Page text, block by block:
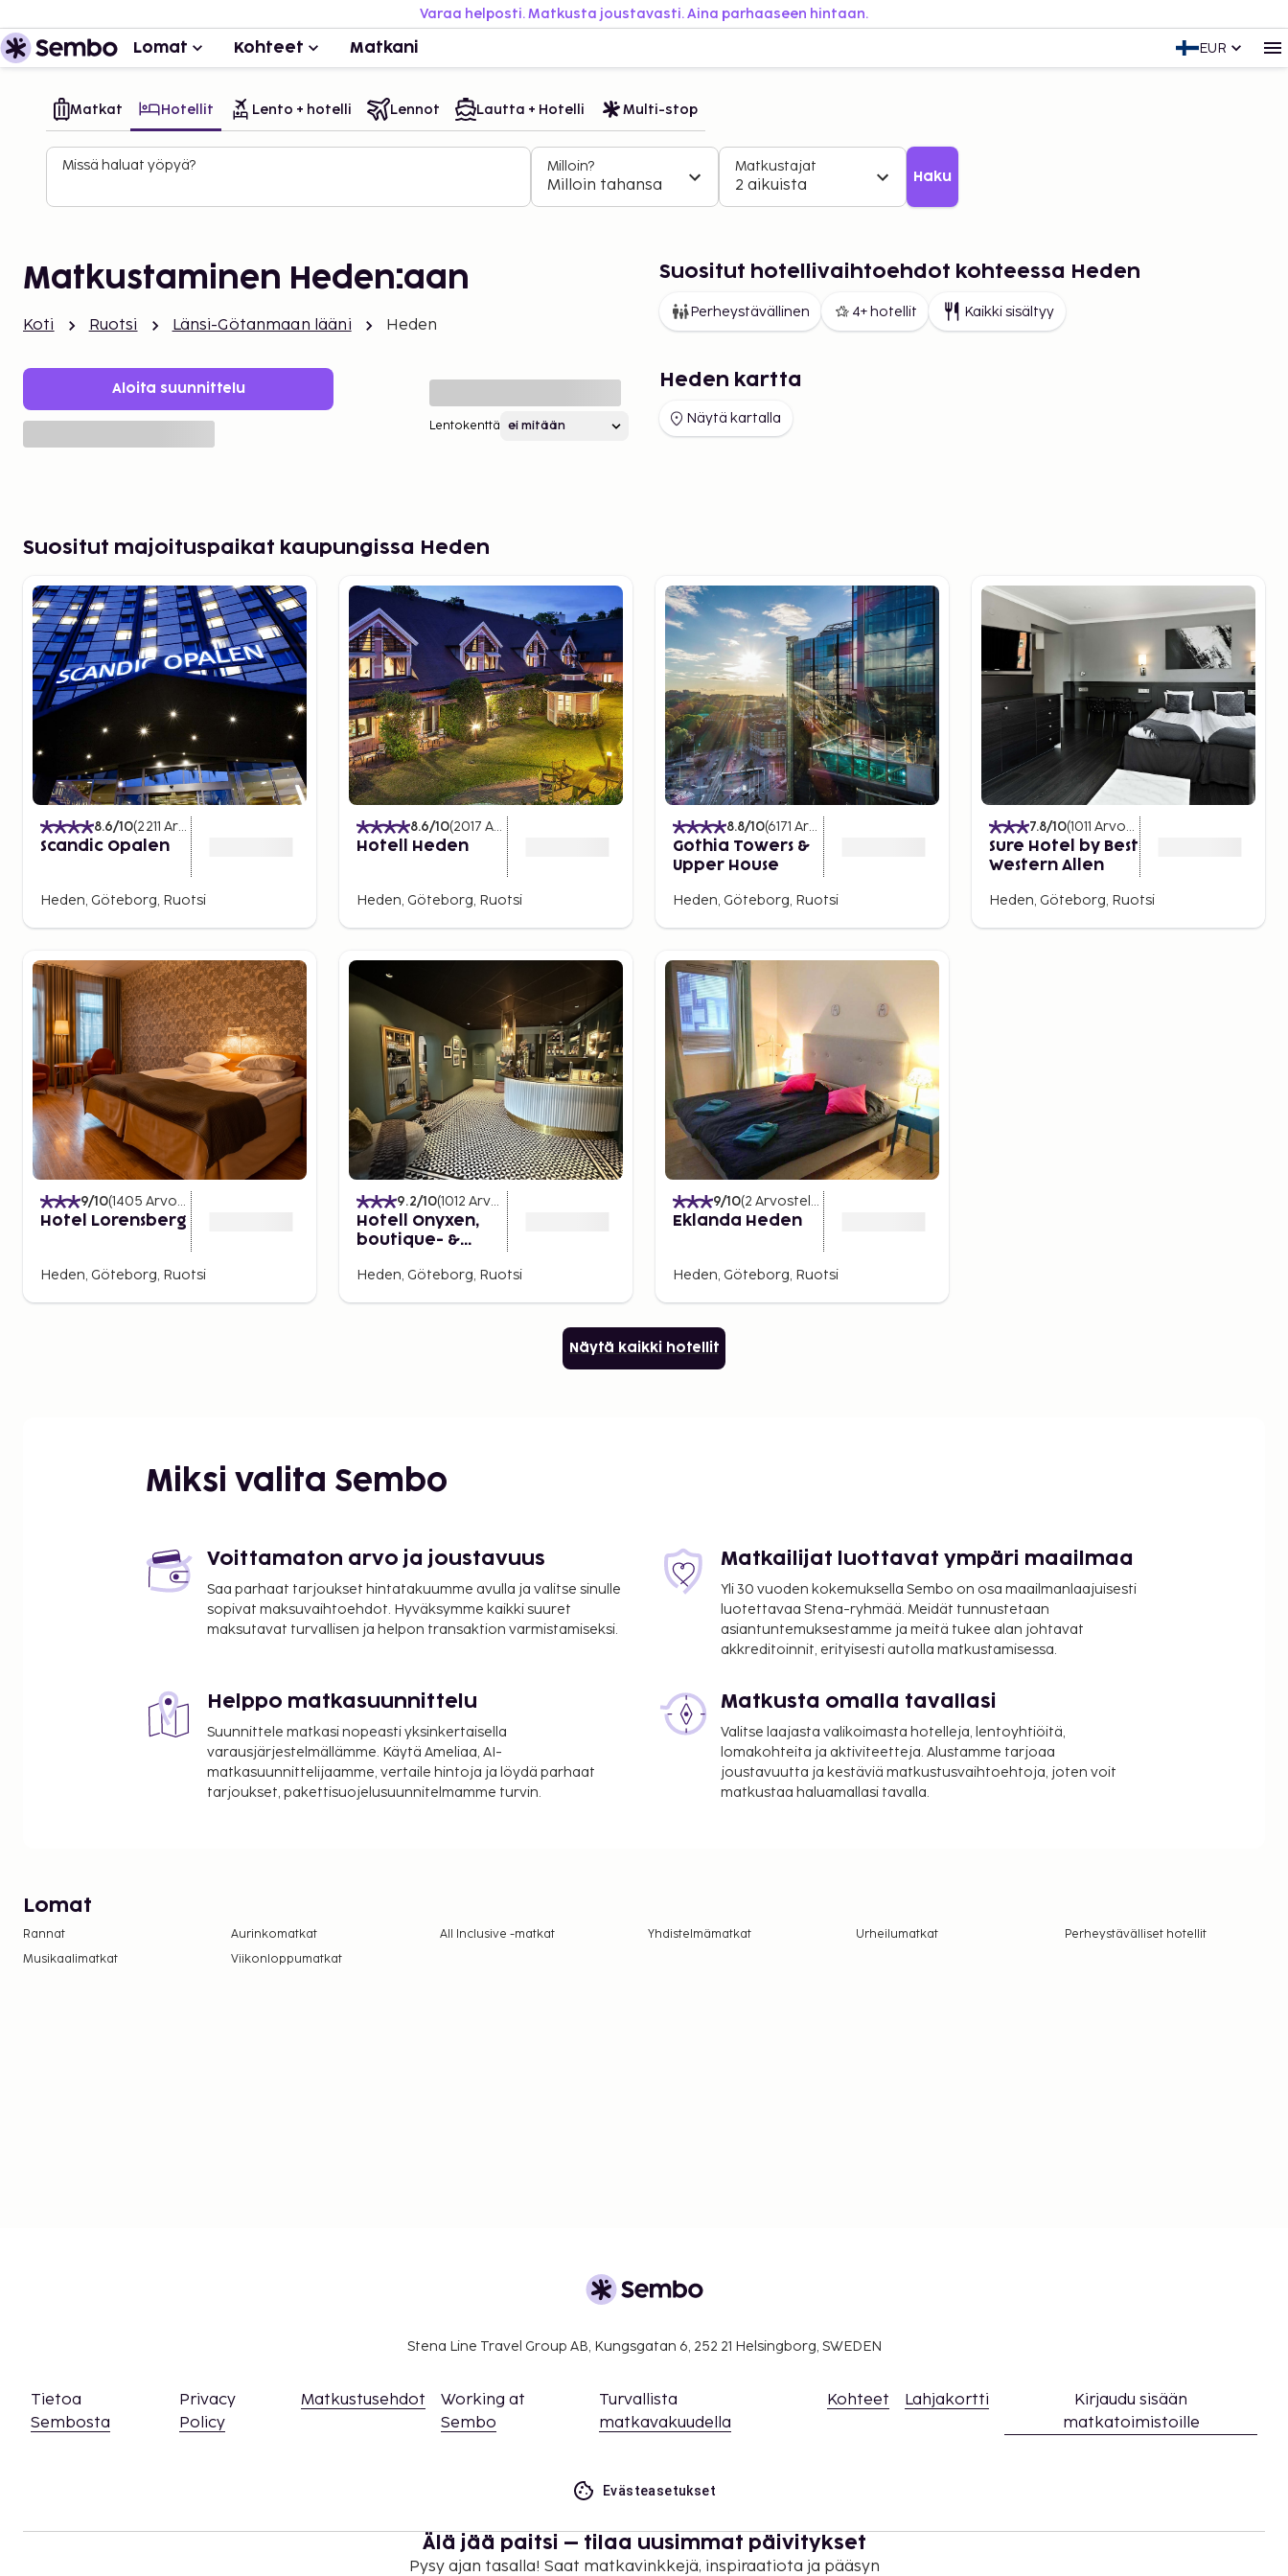
Varaa helposti. Matkusta joustavasti. Aina parhaaseen hintaan.
Lomat Kohteet Matkani EUR
Matkat Hotellit Lento + hotelli Lennot Lautta + Hotelli Multi-stop
Missä haluat yöpyä? Milloin?
Milloin tahansa
Matkustajat
2 aikuista Haku
Matkustaminen Heden:aan
Koti Ruotsi Länsi-Götanmaan lääni Heden
Aloita suunnittelu
Lentokenttä
Suositut hotellivaihtoehdot kohteessa Heden
Perheystävällinen 4+ hotellit Kaikki sisältyy
Heden kartta
Näytä kartalla
Suositut majoituspaikat kaupungissa Heden
8.6/10(2211 Arvostelut
Scandic Opalen
Heden, Göteborg, Ruotsi
8.6/10(2017 Arvostelut
Hotell Heden
Heden, Göteborg, Ruotsi
8.8/10(6171 Arvostelut
Gothia Towers &
Upper House
Heden, Göteborg, Ruotsi
7.8/10(1011 Arvostelut
Sure Hotel by Best
Western Allen
Heden, Göteborg, Ruotsi
9/10(1405 Arvostelut
Hotel Lorensberg
Heden, Göteborg, Ruotsi
9.2/10(1012 Arvostelut
Hotell Onyxen,
boutique- &
Only
Heden, Göteborg, Ruotsi
9/10(2 Arvostelut
Eklanda Heden
Heden, Göteborg, Ruotsi
Näytä kaikki hotellit
Miksi valita Sembo
Voittamaton arvo ja joustavuus
Saa parhaat tarjoukset hintatakuumme avulla ja valitse sinulle
sopivat maksuvaihtoehdot. Hyväksymme kaikki suuret
maksutavat turvallisen ja helpon transaktion varmistamiseksi.
Matkailijat luottavat ympäri maailmaa
Yli 30 vuoden kokemuksella Sembo on osa maailmanlaajuisesti
luotettavaa Stena-ryhmää. Meidät tunnustetaan
asiantuntemuksestamme ja meitä tukee alan johtavat
akkreditoinnit, erityisesti autolla matkustamisessa.
Helppo matkasuunnittelu
Suunnittele matkasi nopeasti yksinkertaisella
varausjärjestelmällämme. Käytä Ameliaa, AI-
matkasuunnittelijaamme, vertaile hintoja ja löydä parhaat
tarjoukset, pakettisuojelusuunnitelmamme turvin.
Matkusta omalla tavallasi
Valitse laajasta valikoimasta hotelleja, lentoyhtiöitä,
lomakohteita ja aktiviteetteja. Alustamme tarjoaa
joustavuutta ja kestäviä matkustusvaihtoehtoja, joten voit
matkustaa haluamallasi tavalla.
Lomat
Rannat Aurinkomatkat All Inclusive -matkat Yhdistelmämatkat Urheilumatkat
Perheystävälliset hotellit
Musikaalimatkat
Viikonloppumatkat
Stena Line Travel Group AB, Kungsgatan 6, 252 21 Helsingborg, SWEDEN
Tietoa
Sembosta
Privacy
Policy
Matkustusehdot
Working at
Sembo
Turvallista
matkavakuudella
Kohteet Lahjakortti
Kirjaudu sisään
matkatoimistoille
Evästeasetukset
Älä jää paitsi – tilaa uusimmat päivitykset
Pysy ajan tasalla! Saat matkavinkkejä, inspiraatiota ja pääsyn